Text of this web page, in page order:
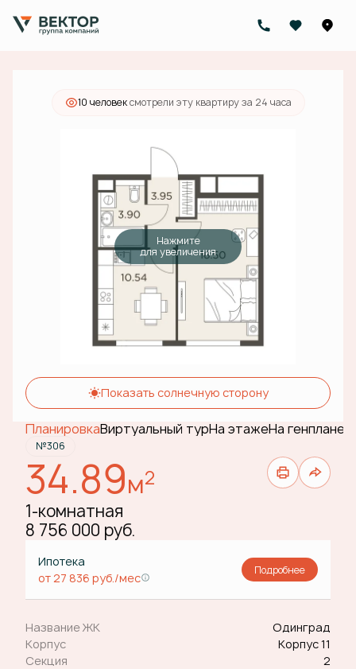
1-комнатная 8 756 000 руб.
Ипотекаот 27 836 руб./мес.
10 человексмотрели эту квартиру за 24 часа
Нажмите
для увеличения
Показать солнечную сторону
ПланировкаВиртуальный турНа этажеНа генплане
№306
34.89м2
1-комнатная
8 756 000 руб.
Ипотека
от 27 836 руб./мес
Подробнее
Название ЖК
Одинград
Корпус
Корпус 11
Секция
2